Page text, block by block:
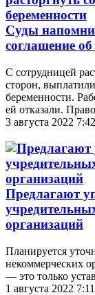
Суды
соглашение об
С сотрудницей
сторон,
беременности.
ей отказали.
3 августа 2022 7:42
Предлагают
организаций
Планируется
некоммерческих
— это только
1 августа 2022 7:11